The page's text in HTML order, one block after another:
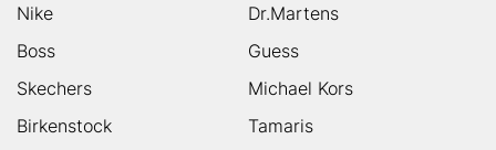
Nike
Dr.Martens
Boss
Guess
Skechers
Michael Kors
Birkenstock
Tamaris